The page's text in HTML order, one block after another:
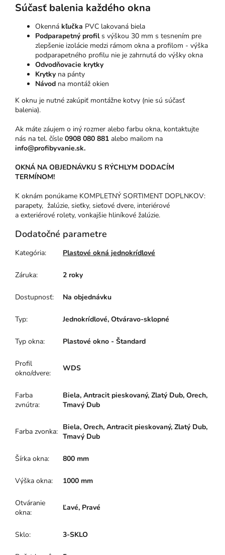
Súčasť balenia každého okna
Okenná kľučka PVC lakovaná biela
Podparapetný profils výškou 30 mm s tesnením pre
zlepšenie izolácie medzi rámom okna a profilom - výška
podparapetného profilu nie je zahrnutá do výšky okna
Odvodňovacie krytky
Krytky na pánty
Návod na montáž okien
K oknu je nutné zakúpiť montážne kotvy (nie sú súčasť
balenia).
Ak máte záujem o iný rozmer alebo farbu okna, kontaktujte
nás na tel. čísle 0908 080 881 alebo mailom na
info@profibyvanie.sk.
OKNÁ NA OBJEDNÁVKU S RÝCHLYM DODACÍM
TERMÍNOM!
K oknám ponúkame KOMPLETNÝ SORTIMENT DOPLNKOV:
parapety, žalúzie, sieťky, sieťové dvere, interiérové
a exteriérové rolety, vonkajšie hliníkové žalúzie.
Dodatočné parametre
Kategória: Plastové okná jednokrídlové
Záruka: 2 roky
Dostupnosť: Na objednávku
Typ: Jednokrídlové, Otváravo-sklopné
Typ okna: Plastové okno - Štandard
Profil
okno/dvere:
WDS
Farba
zvnútra:
Biela, Antracit pieskovaný, Zlatý Dub, Orech,
Tmavý Dub
Farba zvonka: Biela, Orech, Antracit pieskovaný, Zlatý Dub,
Tmavý Dub
Šírka okna: 800 mm
Výška okna: 1000 mm
Otváranie
okna:
Ľavé, Pravé
Sklo: 3-SKLO